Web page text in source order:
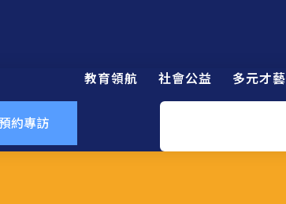
教育領航 社會公益 多元才藝
約專訪